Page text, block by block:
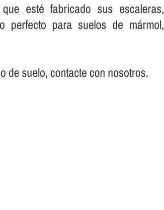
esté fabricado sus escaleras,
perfecto para suelos de mármol,
de suelo, contacte con nosotros.